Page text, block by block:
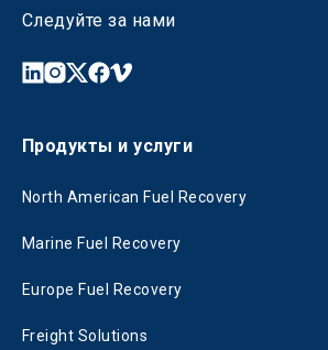
Следуйте за нами
Продукты и услуги
North American Fuel Recovery
Marine Fuel Recovery
Europe Fuel Recovery
Freight Solutions